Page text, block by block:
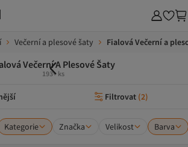
Večerní a plesové šaty Fialová Večerní a
Večerní A Plesové Šaty
193+ ks
Filtrovat (2)
Kategorie Značka Velikost Barva